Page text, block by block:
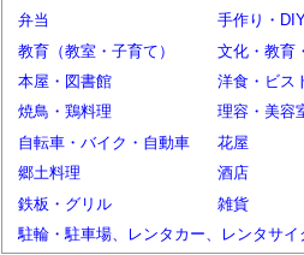
弁当
手作り・
教育（教室・子育て）
文化・教育
本屋・図書館
洋食・ビス
焼鳥・鶏料理
理容・美容
自転車・バイク・自動車
花屋
郷土料理
酒店
鉄板・グリル
雑貨
駐輪・駐車場、レンタカー、レンタサイ